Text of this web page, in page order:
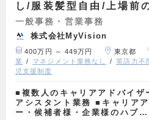
し/服装髪型自由/上場前
一般事務・営業事務
株式会社MyVision
400万円 ～ 449万円 東京都
業
マネジメント業務なし 英語力不
児支援制度
■複数人のキャリアアドバイザ
アシスタント業務 ■キャリア
ー・候補者様・企業様のハブ…